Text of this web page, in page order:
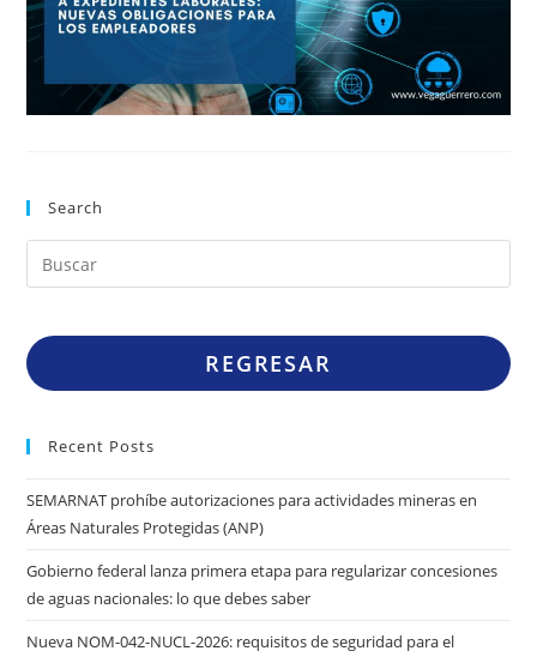
Search
REGRESAR
Recent Posts
SEMARNAT prohíbe autorizaciones para actividades mineras en
Áreas Naturales Protegidas (ANP)
Gobierno federal lanza primera etapa para regularizar concesiones
de aguas nacionales: lo que debes saber
Nueva NOM-042-NUCL-2026: requisitos de seguridad para el